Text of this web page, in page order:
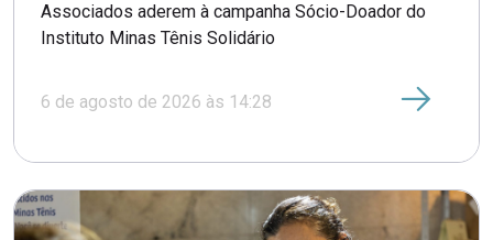
Associados aderem à campanha Sócio-Doador do
Instituto Minas Tênis Solidário
6 de agosto de 2026 às 14:28